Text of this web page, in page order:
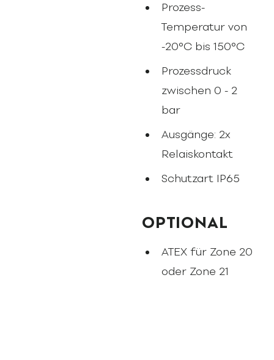
Prozess-
Temperatur von
-20°C bis 150°C
Prozessdruck
zwischen 0 - 2
bar
Ausgänge: 2x
Relaiskontakt
Schutzart IP65
OPTIONAL
ATEX für Zone 20
oder Zone 21